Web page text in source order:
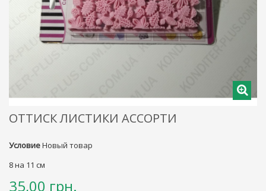
ОТТИСК ЛИСТИКИ АССОРТИ
УсловиеНовый товар
8 на 11 см
35,00 грн.